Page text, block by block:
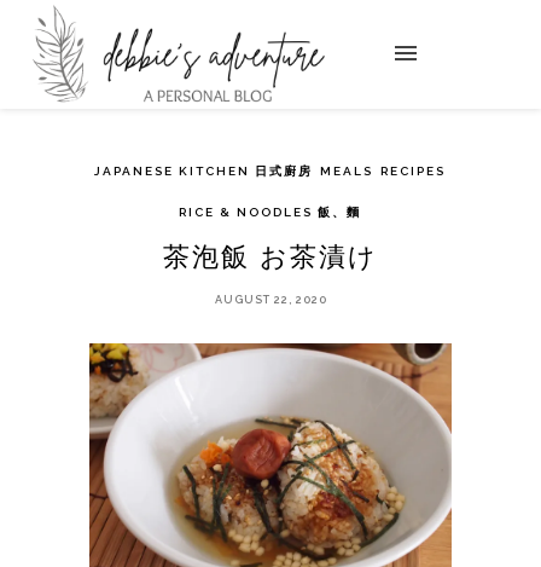
JAPANESE KITCHEN 日式廚房 MEALS RECIPES
RICE & NOODLES 飯、麵
茶泡飯 お茶漬け
AUGUST 22, 2020